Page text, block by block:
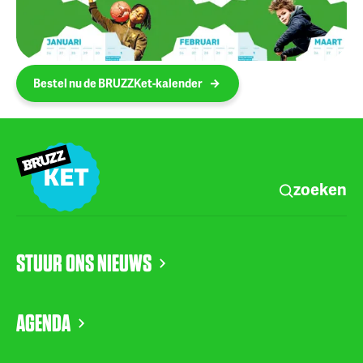
Bestel nu de BRUZZKet-kalender
zoeken
STUUR ONS NIEUWS
AGENDA